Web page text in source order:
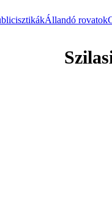
Állandó rovatok